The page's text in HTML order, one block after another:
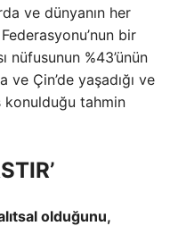
ve dünyanın her
bir
nüfusunun %43’ünün
Çin’de yaşadığı ve
konulduğu tahmin
olduğunu,